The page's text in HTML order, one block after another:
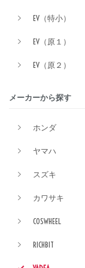
EV（特小）
EV（原１）
EV（原２）
メーカーから探す
ホンダ
ヤマハ
スズキ
カワサキ
COSWHEEL
RICHBIT